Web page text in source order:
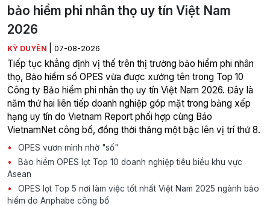
bảo hiểm phi nhân thọ uy tín Việt Nam
2026
KỲ DUYÊN 07-08-2026
Tiếp tục khẳng định vị thế trên thị trường bảo hiểm phi nhân
thọ, Bảo hiểm số OPES vừa được xướng tên trong Top 10
Công ty Bảo hiểm phi nhân thọ uy tín Việt Nam 2026. Đây là
năm thứ hai liên tiếp doanh nghiệp góp mặt trong bảng xếp
hạng uy tín do Vietnam Report phối hợp cùng Báo
VietnamNet công bố, đồng thời thăng một bậc lên vị trí thứ 8.
OPES vươn mình nhờ "số"
Bảo hiểm OPES lọt Top 10 doanh nghiệp tiêu biểu khu vực
Asean
OPES lọt Top 5 nơi làm việc tốt nhất Việt Nam 2025 ngành bảo
hiểm do Anphabe công bố